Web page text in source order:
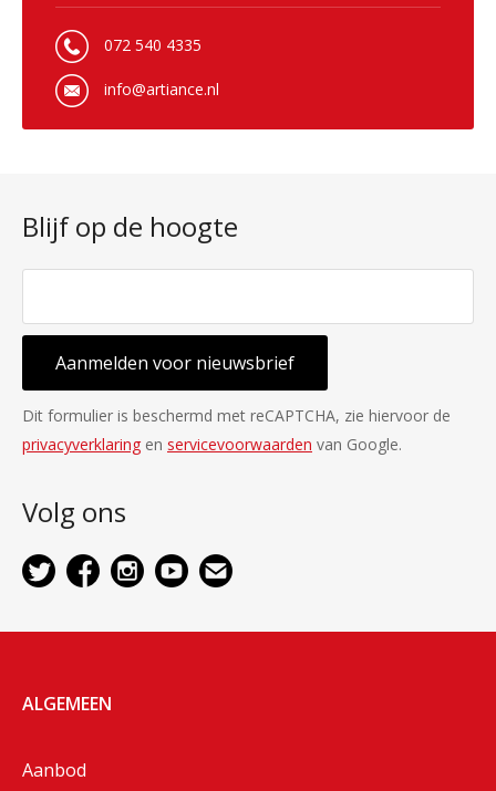
072 540 4335
info@artiance.nl
Blijf op de hoogte
Aanmelden voor nieuwsbrief
Dit formulier is beschermd met reCAPTCHA, zie hiervoor de
privacyverklaring en servicevoorwaarden van Google.
Volg ons
ALGEMEEN
Aanbod